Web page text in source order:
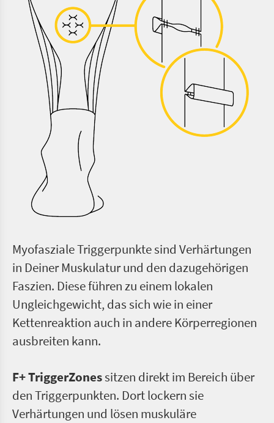
Myofasziale Triggerpunkte sind Verhärtungen
in Deiner Muskulatur und den dazugehörigen
Faszien. Diese führen zu einem lokalen
Ungleichgewicht, das sich wie in einer
Kettenreaktion auch in andere Körperregionen
ausbreiten kann.
F+ TriggerZonessitzen direkt im Bereich über
den Triggerpunkten. Dort lockern sie
Verhärtungen und lösen muskuläre